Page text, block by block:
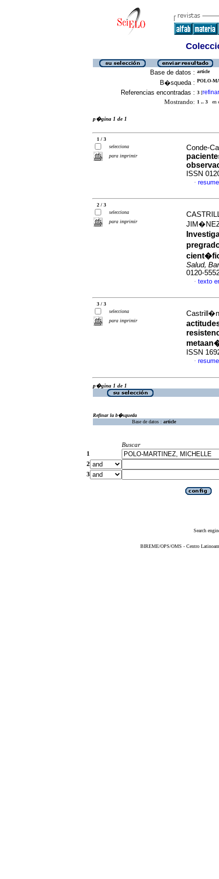
Base de datos : article
B�squeda : POLO-
Referencias encontradas : 3 [refinar
Mostrando: 1 .. 3 en
p�gina 1 de 1
1 / 3
selecciona
para imprimir
Conde-
ISSN
·
2 / 3
selecciona
para imprimir
Salud,
0120-
· texto
3 / 3
selecciona
para imprimir
ISSN
·
p�gina 1 de 1
Refinar la b�squeda
Base de datos : article
Buscar
1
2
3
Search
BIREME/OPS/OMS - Centro